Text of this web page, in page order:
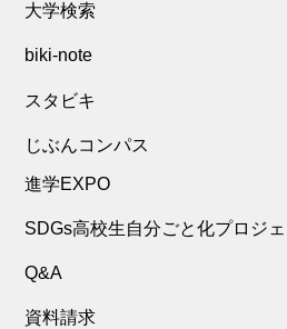
大学検索
biki-note
スタビキ
じぶんコンパス
進学EXPO
SDGs高校生自分ごと化プロジェ
Q&A
資料請求